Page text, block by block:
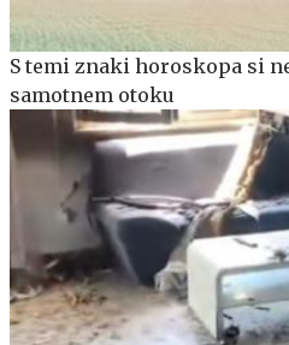
S temi znaki horoskopa si
samotnem otoku